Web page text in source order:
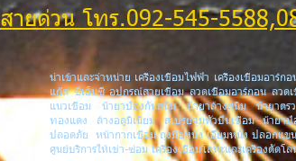
สายด่วน โทร.092-545-
นำเข้าและจำหน่าย เครื่องเชื่อมไฟฟ้า เครื่องเชื่อมอาร์
แก๊ส ซีเอ็นซี อุปกรณ์สายเชื่อม ลวดเชื่อมอาร์กอน ลวด
แนวเชื่อม น้ำยาป้องกันสนิม น้ำยาล้างสนิม น้ำยาตร
ทองแดง ล้างอลูมิเนียม สเปรย์จุ่มหัวปืนเชื่อม น้ำยา
ปลอดภัย หน้ากากเชื่อม ถุงมือหนัง เอี๊ยมหนัง ปลอกแข
ศูนย์บริการให้เช่า-ซ่อม เครื่องเชื่อมโลหะและเครื่องตัด